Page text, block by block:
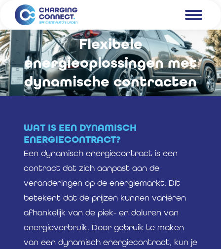
Flexibele
energieoplossingen met
dynamische contracten
Je bent hier:
WAT IS EEN DYNAMISCH
ENERGIECONTRACT?
Een dynamisch energiecontract is een
contract dat zich aanpast aan de
veranderingen op de energiemarkt. Dit
betekent dat de prijzen kunnen variëren
afhankelijk van de piek- en daluren van
energieverbruik. Door gebruik te maken
van een dynamisch energiecontract, kun je